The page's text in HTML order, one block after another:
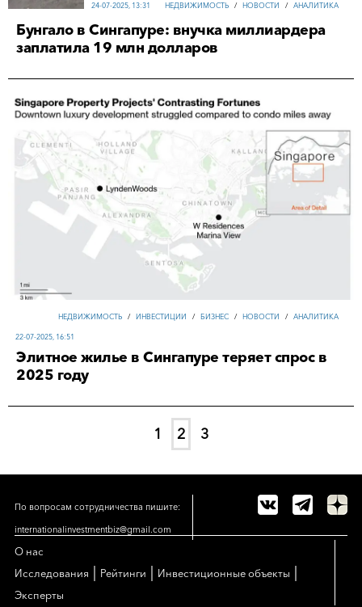
НЕДВИЖИМОСТЬ / НОВОСТИ / АНАЛИТИКА
24-07-2025, 13:31
Бунгало в Сингапуре: внучка миллиардера
заплатила 19 млн долларов
НЕДВИЖИМОСТЬ / ИНВЕСТИЦИИ / БИЗНЕС / НОВОСТИ / АНАЛИТИКА
22-07-2025, 16:51
Элитное жилье в Сингапуре теряет спрос в
2025 году
1 2 3
По вопросам сотрудничества пишите:
internationalinvestmentbiz@gmail.com
О нас
Исследования
Рейтинги Инвестиционные объекты
Эксперты